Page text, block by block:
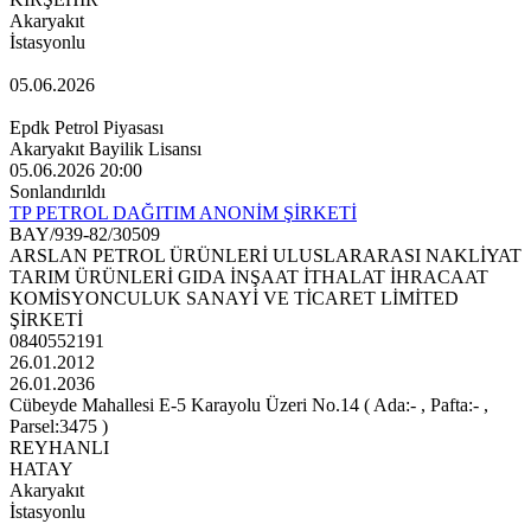
Akaryakıt
İstasyonlu
05.06.2026
Epdk Petrol Piyasası
Akaryakıt Bayilik Lisansı
05.06.2026 20:00
Sonlandırıldı
TP PETROL DAĞITIM ANONİM ŞİRKETİ
BAY/939-82/30509
ARSLAN PETROL ÜRÜNLERİ ULUSLARARASI NAKLİYAT
TARIM ÜRÜNLERİ GIDA İNŞAAT İTHALAT İHRACAAT
KOMİSYONCULUK SANAYİ VE TİCARET LİMİTED
ŞİRKETİ
0840552191
26.01.2012
26.01.2036
Cübeyde Mahallesi E-5 Karayolu Üzeri No.14 ( Ada:- , Pafta:- ,
Parsel:3475 )
REYHANLI
HATAY
Akaryakıt
İstasyonlu